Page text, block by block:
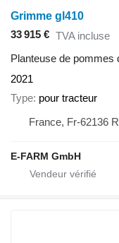
Grimme gl410
33 915 € TVA incluse
Planteuse de pommes
2021
Type pour tracteur
France, Fr-62136
E-FARM GmbH